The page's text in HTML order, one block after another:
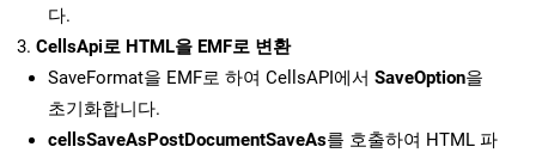
다.
CellsApi로 HTML을 EMF로 변환
SaveFormat을 EMF로 하여 CellsAPI에서 SaveOption을
초기화합니다.
cellsSaveAsPostDocumentSaveAs를 호출하여 HTML 파